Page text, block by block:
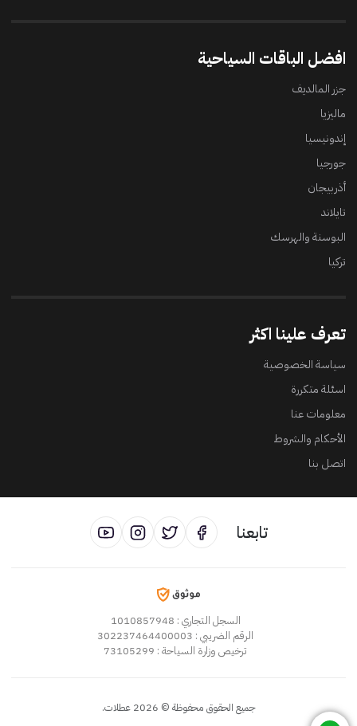
افضل الباقات السياحية
جزر المالديف
ماليزيا
إندونيسيا
جورجيا
أذربيجان
تايلاند
البوسنة والهرسك
تركيا
تعرف علينا اكثر
سياسة الخصوصية
اسئلة متكررة
معلومات عنا
الأحكام والشروط
اتصل بنا
تابعنا
السجل التجاري : 1010857948
الرقم الضريبي : 302237464400003
ترخيص وزارة السياحة : 73105299
جميع الحقوق محفوظة ©
2026 عطلات.